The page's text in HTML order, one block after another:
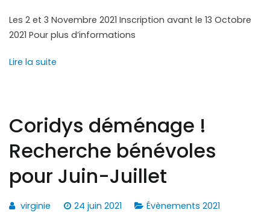
Les 2 et 3 Novembre 2021 Inscription avant le 13 Octobre
2021 Pour plus d’informations
Lire la suite
Coridys déménage !
Recherche bénévoles
pour Juin-Juillet
virginie 24 juin 2021 Évènements 2021